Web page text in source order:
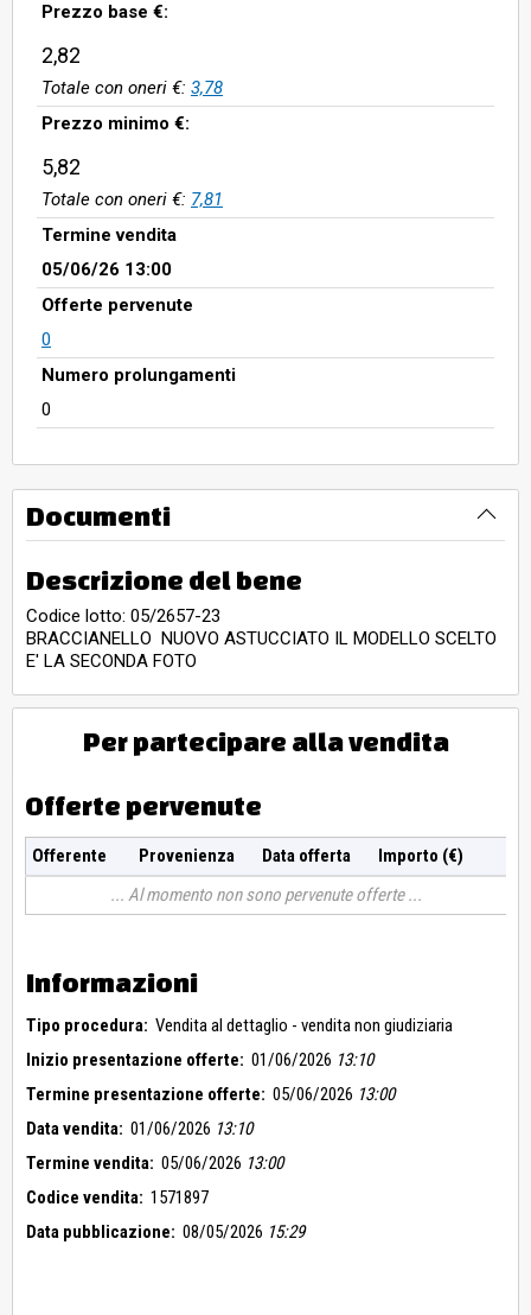
Prezzo base €:
2,82
Totale con oneri €: 3,78
Prezzo minimo €:
5,82
Totale con oneri €: 7,81
Termine vendita
05/06/26 13:00
Offerte pervenute
0
Numero prolungamenti
0
Documenti
Descrizione del bene
Codice lotto: 05/2657-23
BRACCIANELLO NUOVO ASTUCCIATO IL MODELLO SCELTO
E' LA SECONDA FOTO
Per partecipare alla vendita
Offerte pervenute
Offerente Provenienza Data offerta
Importo (€)
Al momento non sono pervenute offerte
Informazioni
Tipo procedura: Vendita al dettaglio - vendita non giudiziaria
Inizio presentazione offerte: 01/06/2026 13:10
Termine presentazione offerte: 05/06/2026 13:00
Data vendita: 01/06/2026 13:10
Termine vendita: 05/06/2026 13:00
Codice vendita: 1571897
Data pubblicazione: 08/05/2026 15:29